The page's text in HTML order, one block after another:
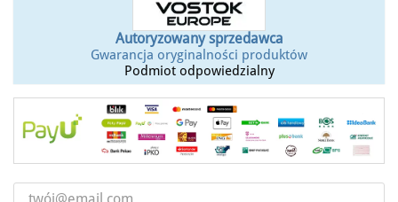
Autoryzowany sprzedawca
Gwarancja oryginalności produktów
Podmiot odpowiedzialny